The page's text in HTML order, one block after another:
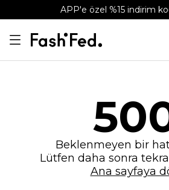
APP'e özel %15 indirim
Beklenmeyen bir
Lütfen daha sonra
Ana sayfaya